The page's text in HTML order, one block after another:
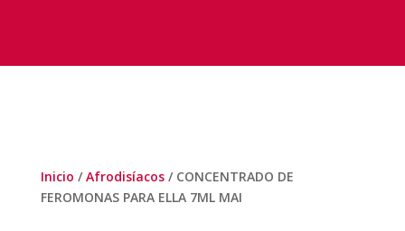
Inicio /Afrodisíacos/ CONCENTRADO DE
FEROMONAS PARA ELLA 7ML MAI